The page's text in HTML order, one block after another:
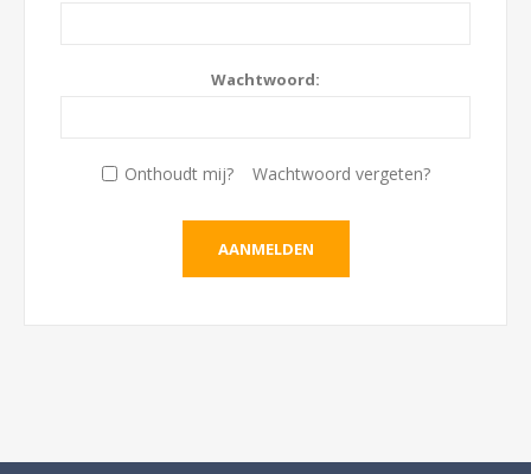
Wachtwoord:
Onthoudt mij? Wachtwoord vergeten?